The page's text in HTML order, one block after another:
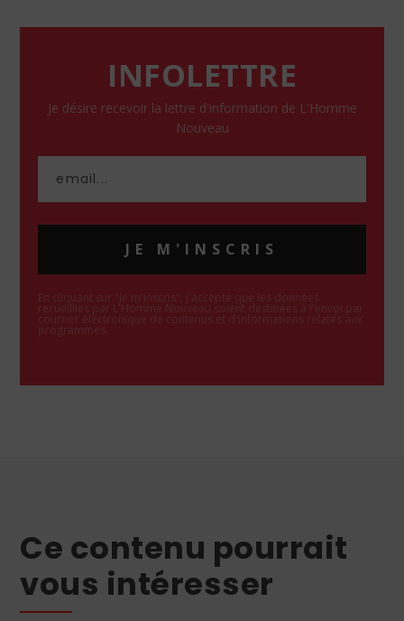
INFOLETTRE
Je désire recevoir la lettre d'information de L'Homme
Nouveau
JE M'INSCRIS
En cliquant sur "Je m'inscris", j'accepte que les données
recueillies par L'Homme Nouveau soient destinées à l'envoi par
courrier électronique de contenus et d'informations relatifs aux
programmes.
Ce contenu pourrait
vous intéresser